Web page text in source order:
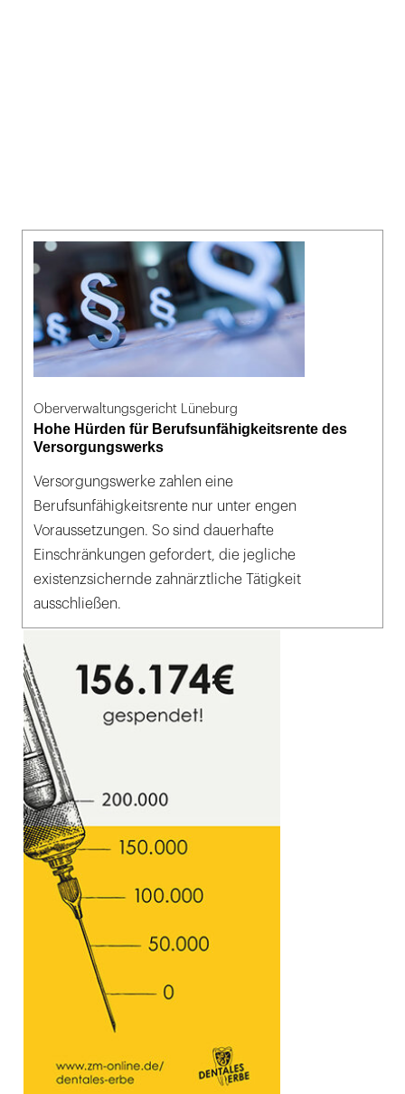
Oberverwaltungsgericht Lüneburg
Hohe Hürden für Berufsunfähigkeitsrente des
Versorgungswerks
Versorgungswerke zahlen eine
Berufsunfähigkeitsrente nur unter engen
Voraussetzungen. So sind dauerhafte
Einschränkungen gefordert, die jegliche
existenzsichernde zahnärztliche Tätigkeit
ausschließen.